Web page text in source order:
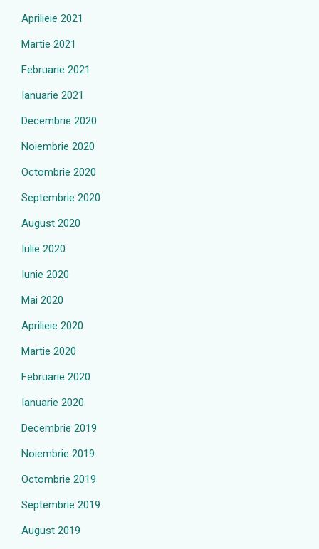
Aprilieie 2021
Martie 2021
Februarie 2021
Ianuarie 2021
Decembrie 2020
Noiembrie 2020
Octombrie 2020
Septembrie 2020
August 2020
Iulie 2020
Iunie 2020
Mai 2020
Aprilieie 2020
Martie 2020
Februarie 2020
Ianuarie 2020
Decembrie 2019
Noiembrie 2019
Octombrie 2019
Septembrie 2019
August 2019